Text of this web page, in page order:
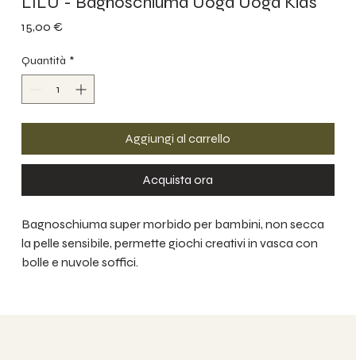
15,00 €Prezzo
Quantità *
Aggiungi al carrello
Acquista ora
Bagnoschiuma super morbido per bambini, non secca
la pelle sensibile, permette giochi creativi in vasca con
bolle e nuvole soffici.